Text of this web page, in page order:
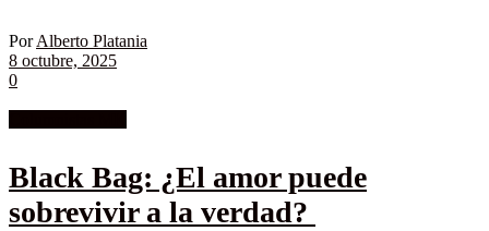
Por Alberto Platania
8 octubre, 2025
0
Black Bag: ¿El amor puede
sobrevivir a la verdad?